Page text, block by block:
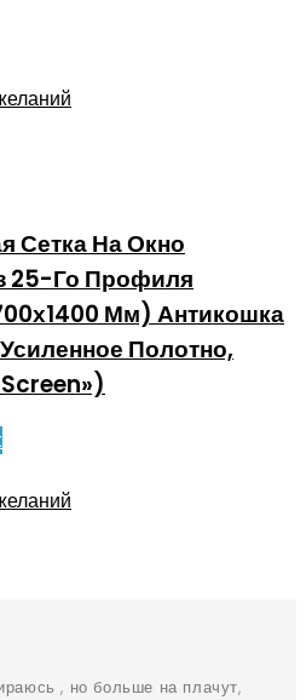
Сетка На Окно
25-Го Профиля
Мм) Антикошка
Полотно,
, но больше на плачут,